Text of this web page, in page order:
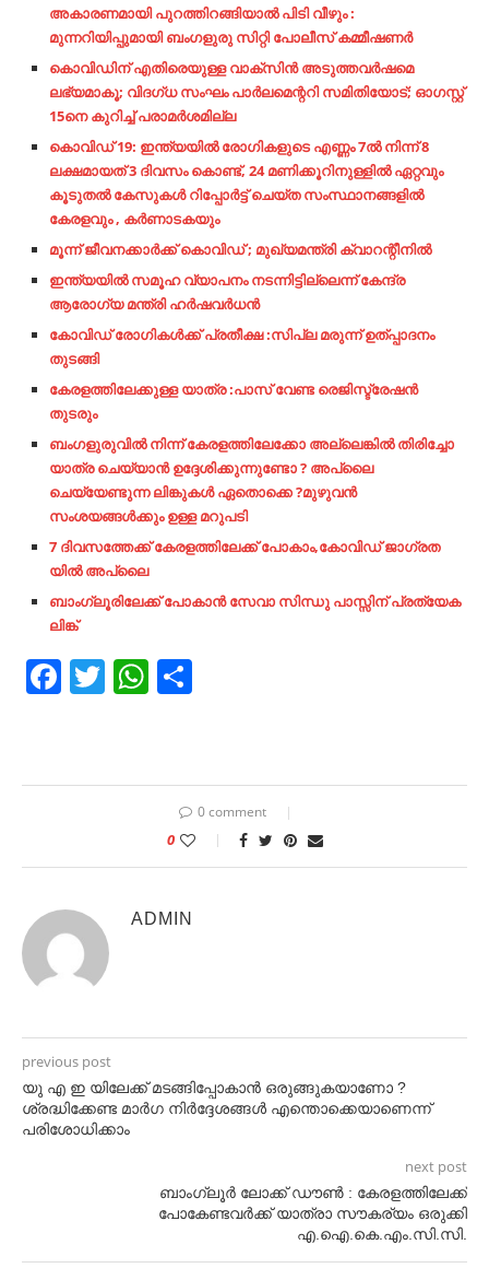
അകാരണമായി പുറത്തിറങ്ങിയാൽ പിടി വീഴും :
മുന്നറിയിപ്പുമായി ബംഗളുരു സിറ്റി പോലീസ് കമ്മീഷണർ
കൊവിഡിന് എതിരെയുള്ള വാക്‌സിൻ അടുത്തവർഷമെ
ലഭ്യമാകൂ; വിദഗ്ധ സംഘം പാർലമെന്ററി സമിതിയോട്; ഓഗസ്റ്റ്
15നെ കുറിച്ച് പരാമർശമില്ല
കൊവിഡ് 19: ഇന്ത്യയില്‍ രോഗികളുടെ എണ്ണം 7ല്‍ നിന്ന് 8
ലക്ഷമായത് 3 ദിവസം കൊണ്ട്, 24 മണിക്കൂറിനുള്ളിൽ ഏറ്റവും
കൂടുതൽ കേസുകൾ റിപ്പോർട്ട് ചെയ്ത സംസ്ഥാനങ്ങളിൽ
കേരളവും , കർണാടകയും
മൂന്ന് ജീവനക്കാര്‍ക്ക് കൊവിഡ് ; മുഖ്യമന്ത്രി ക്വാറന്റീനില്‍
ഇന്ത്യയിൽ സമൂഹ വ്യാപനം നടന്നിട്ടില്ലെന്ന് കേന്ദ്ര
ആരോഗ്യ മന്ത്രി ഹർഷവർധൻ
കോവിഡ് രോഗികള്‍ക്ക് പ്രതീക്ഷ :സിപ്ല മരുന്ന് ഉത്പ്പാദനം
തുടങ്ങി
കേരളത്തിലേക്കുള്ള യാത്ര :പാസ് വേണ്ട രെജിസ്ട്രേഷൻ
തുടരും
ബംഗളുരുവിൽ നിന്ന് കേരളത്തിലേക്കോ അല്ലെങ്കിൽ തിരിച്ചോ
യാത്ര ചെയ്യാൻ ഉദ്ദേശിക്കുന്നുണ്ടോ ? അപ്ലൈ
ചെയ്യേണ്ടുന്ന ലിങ്കുകൾ ഏതൊക്കെ ?മുഴുവൻ
സംശയങ്ങൾക്കും ഉള്ള മറുപടി
7 ദിവസത്തേക്ക് കേരളത്തിലേക്ക് പോകാം,കോവിഡ് ജാഗ്രത
യിൽ അപ്ലൈ
ബാംഗ്ലൂരിലേക്ക് പോകാൻ സേവാ സിന്ധു പാസ്സിന് പ്രത്യേക
ലിങ്ക്
Facebook
TwitterWhatsApp
0 comment
0
ADMIN
previous post
യു എ ഇ യിലേക്ക് മടങ്ങിപ്പോകാൻ ഒരുങ്ങുകയാണോ ?
ശ്രദ്ധിക്കേണ്ട മാർഗ നിർദ്ദേശങ്ങൾ എന്തൊക്കെയാണെന്ന്
പരിശോധിക്കാം
next post
ബാംഗ്ലൂർ ലോക്ക് ഡൗൺ : കേരളത്തിലേക്ക്
പോകേണ്ടവർക്ക് യാത്രാ സൗകര്യം ഒരുക്കി
എ.ഐ.കെ.എം.സി.സി.